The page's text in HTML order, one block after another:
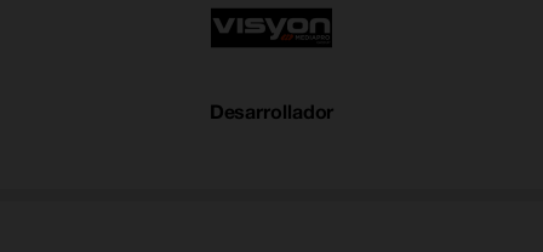
Desarrollador